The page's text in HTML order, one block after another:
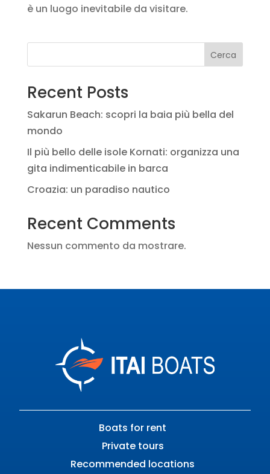
è un luogo inevitabile da visitare.
Cerca
Recent Posts
Sakarun Beach: scopri la baia più bella del
mondo
Il più bello delle isole Kornati: organizza una
gita indimenticabile in barca
Croazia: un paradiso nautico
Recent Comments
Nessun commento da mostrare.
Boats for rent
Private tours
Recommended locations